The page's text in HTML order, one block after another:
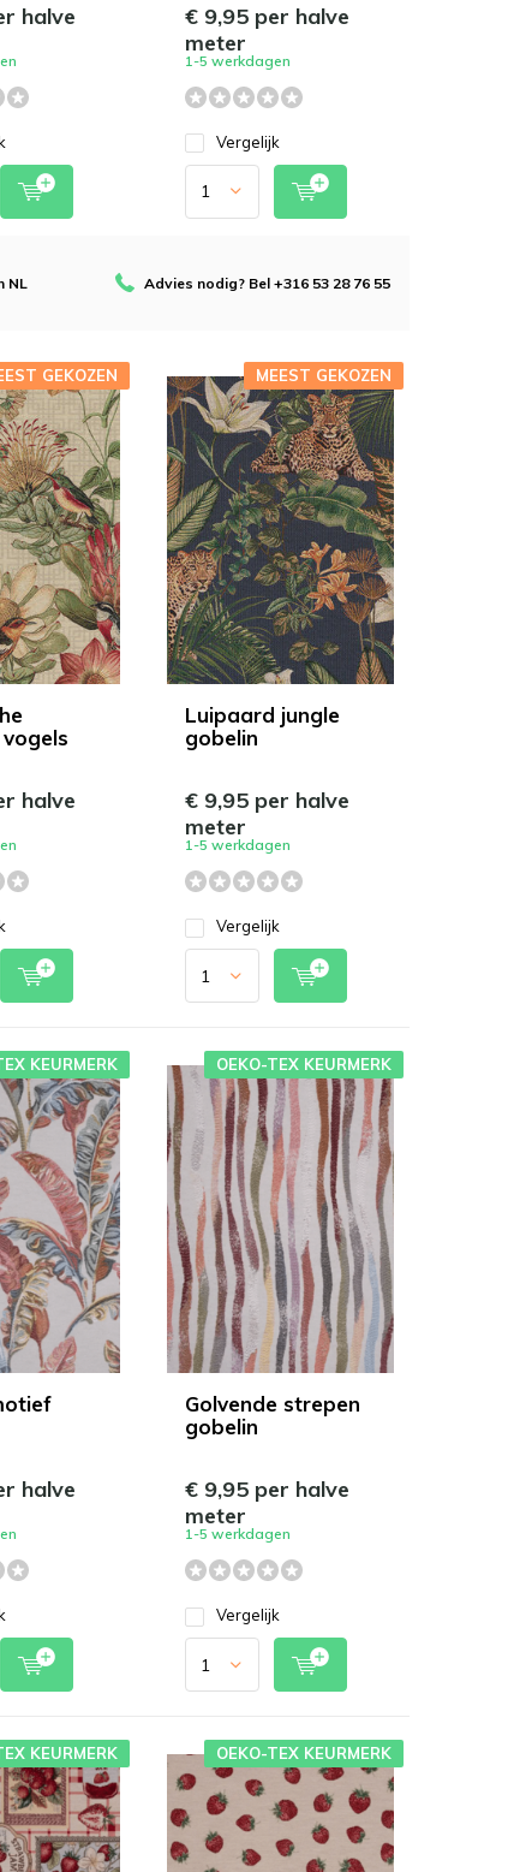
halve
€ 9,95 per halve
meter
1-5 werkdagen
Vergelijk
NL Advies nodig? Bel +316 53 28 76 55
GEKOZEN
halve
Luipaard jungle
gobelin
MEEST GEKOZEN
€ 9,95 per halve
meter
1-5 werkdagen
Vergelijk
KEURMERK
halve
Golvende strepen
gobelin
OEKO-TEX KEURMERK
€ 9,95 per halve
meter
1-5 werkdagen
Vergelijk
KEURMERK OEKO-TEX KEURMERK